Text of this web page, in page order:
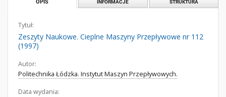
OPIS INFORMACJE STRUKTURA
Tytuł:
Zeszyty Naukowe. Cieplne Maszyny Przepływowe nr 112
(1997)
Autor:
Politechnika Łódzka. Instytut Maszyn Przepływowych.
Data wydania: